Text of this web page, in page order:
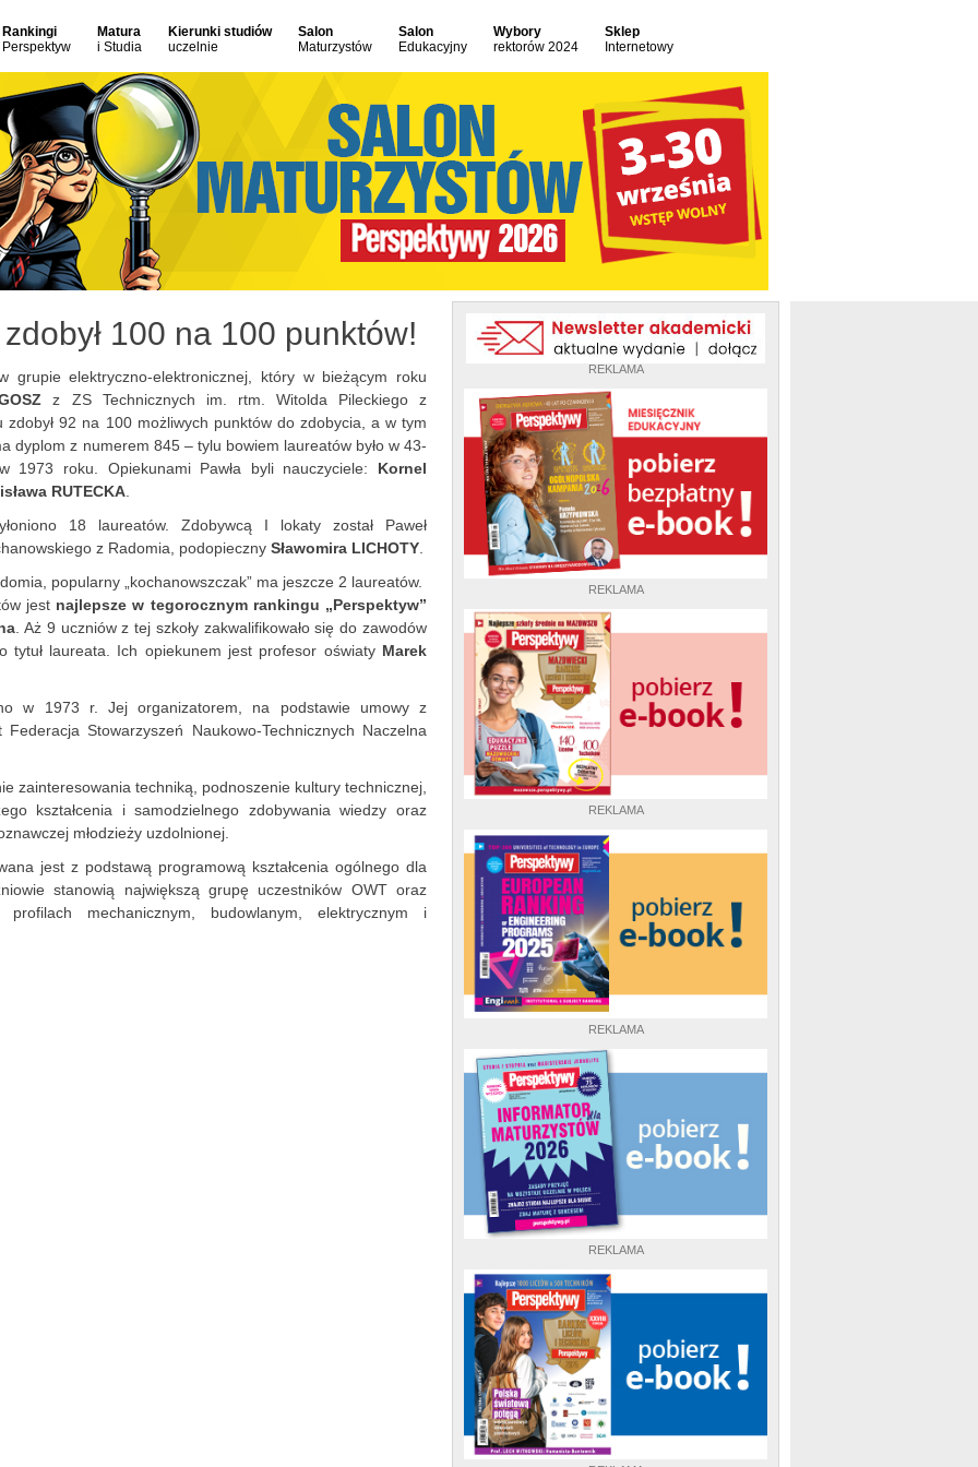
Rankingi
Perspektyw
Matura
i Studia
Kierunki studiów
uczelnie
Salon
Maturzystów
Salon
Edukacyjny
Wybory
rektorów 2024
Sklep
Internetowy
REKLAMA
REKLAMA
REKLAMA
REKLAMA
REKLAMA
100 na 100 punktów!
grupie elektryczno-elektronicznej, który w bieżącym roku
z ZS Technicznych im. rtm. Witolda Pileckiego z
zdobył 92 na 100 możliwych punktów do zdobycia, a w tym
dyplom z numerem 845 – tylu bowiem laureatów było w 43-
1973 roku. Opiekunami Pawła byli nauczyciele: Kornel
RUTECKA
18 laureatów. Zdobywcą I lokaty został Paweł
z Radomia, podopieczny Sławomira LICHOTY
popularny „kochanowszczak” ma jeszcze 2 laureatów.
jest najlepsze w tegorocznym rankingu „Perspektyw”
. Aż 9 uczniów z tej szkoły zakwalifikowało się do zawodów
tytuł laureata. Ich opiekunem jest profesor oświaty Marek
w 1973 r. Jej organizatorem, na podstawie umowy z
Stowarzyszeń Naukowo-Technicznych Naczelna
zainteresowania techniką, podnoszenie kultury technicznej,
kształcenia i samodzielnego zdobywania wiedzy oraz
młodzieży uzdolnionej.
jest z podstawą programową kształcenia ogólnego dla
stanowią największą grupę uczestników OWT oraz
mechanicznym, budowlanym, elektrycznym i